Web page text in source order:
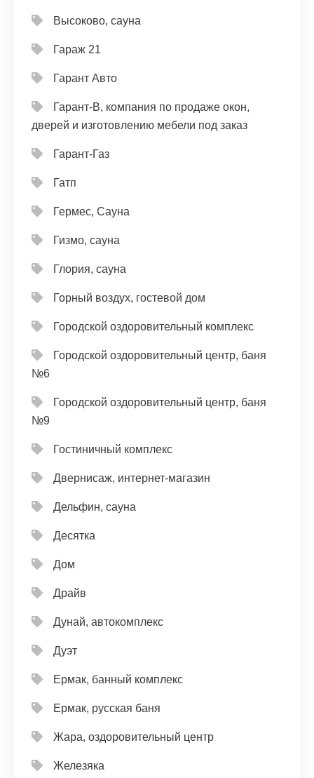
Высоково, сауна
Гараж 21
Гарант Авто
Гарант-В, компания по продаже окон,
дверей и изготовлению мебели под заказ
Гарант-Газ
Гатп
Гермес, Сауна
Гизмо, сауна
Глория, сауна
Горный воздух, гостевой дом
Городской оздоровительный комплекс
Городской оздоровительный центр, баня
№6
Городской оздоровительный центр, баня
№9
Гостиничный комплекс
Двернисаж, интернет-магазин
Дельфин, сауна
Десятка
Дом
Драйв
Дунай, автокомплекс
Дуэт
Ермак, банный комплекс
Ермак, русская баня
Жара, оздоровительный центр
Железяка